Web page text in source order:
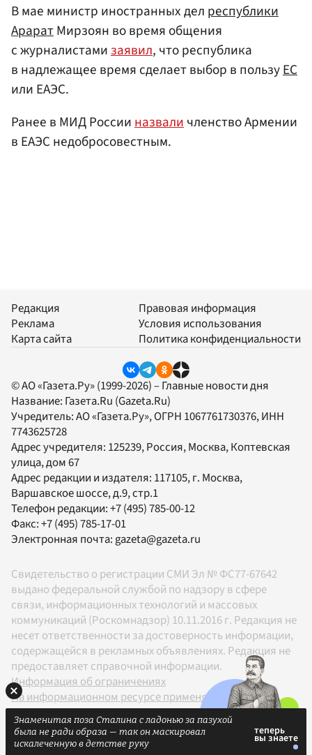
В мае министр иностранных дел республики
АраратМирзоян во время общения
с журналистамизаявил, что республика
в надлежащее время сделает выбор в пользуЕС
или ЕАЭС.
Ранее в МИД Россииназваличленство Армении
в ЕАЭС недобросовестным.
Редакция
Реклама
Карта сайта
Правовая информация
Условия использования
Политика конфиденциальности
© АО «Газета.Ру» (1999-2026) – Главные новости дня
Название: Газета.Ru (Gazeta.Ru)
Учредитель:АО «Газета.Ру», ОГРН 1067761730376, ИНН
7743625728
Адрес учредителя: 125239, Россия, Москва, Коптевская
улица, дом 67
Адрес редакции и издателя: 117105, г. Москва,
Варшавское шоссе, д.9, стр.1
Телефон редакции:+7 (495) 785-00-12
Факс:+7 (495) 785-17-01
Электронная почта: gazeta@gazeta.ru
Свидетельство о регистрации СМИ Эл № ФС77-67642
выдано федеральной службой по надзору в сфере
связи, информационных технологий и массовых
коммуникаций (Роскомнадзор) 10.11.2016 г. Редакция не
несет ответственности за достоверность информации,
содержащейся в рекламных объявлениях. Редакция не
предоставляет справочной информации.
Информация об ограничениях
На информационном ресурсе применяются
рекомендательные технологии в соответствии с
Правилами
Знаменитая поза Сталина с ладонью за пазухой
была не ради образа — так он маскировал
искалеченную в детстве руку